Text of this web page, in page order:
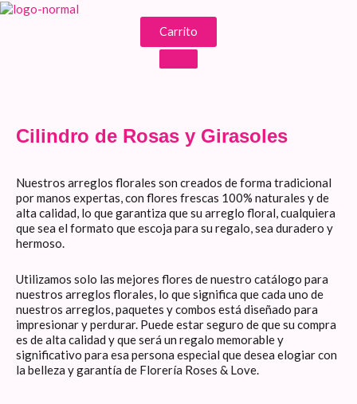
Ir
Carrito
Cilindro de Rosas y Girasoles
Nuestros arreglos florales son creados de forma tradicional
por manos expertas, con flores frescas 100% naturales y de
alta calidad, lo que garantiza que su arreglo floral, cualquiera
que sea el formato que escoja para su regalo, sea duradero y
hermoso.
Utilizamos solo las mejores flores de nuestro catálogo para
nuestros arreglos florales, lo que significa que cada uno de
nuestros arreglos, paquetes y combos está diseñado para
impresionar y perdurar. Puede estar seguro de que su compra
es de alta calidad y que será un regalo memorable y
significativo para esa persona especial que desea elogiar con
la belleza y garantía de Florería Roses & Love.